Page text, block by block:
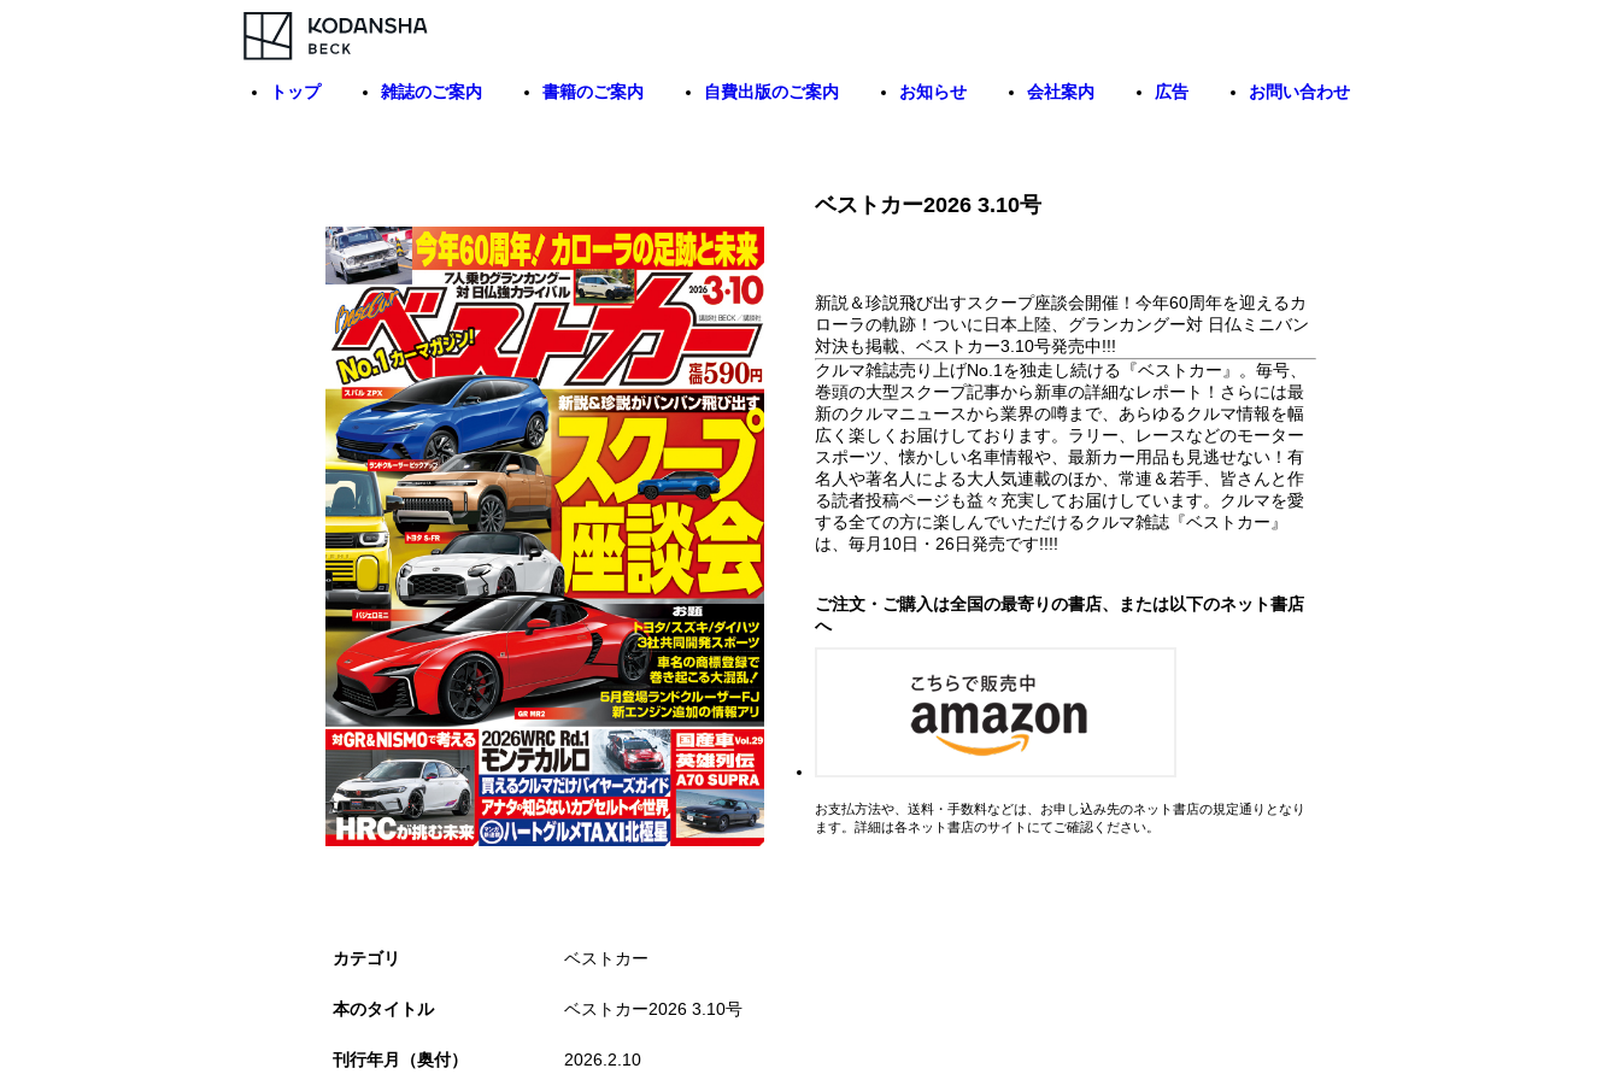
トップ 雑誌のご案内 書籍のご案内 自費出版のご案内 お知らせ 会社案内 広告 お問い合わせ
ベストカー2026 3.10号
新説＆珍説飛び出すスクープ座談会開催！今年60周年を迎えるカ
ローラの軌跡！ついに日本上陸、グランカングー対 日仏ミニバン
対決も掲載、ベストカー3.10号発売中!!!
クルマ雑誌売り上げNo.1を独走し続ける『ベストカー』。毎号、
巻頭の大型スクープ記事から新車の詳細なレポート！さらには最
新のクルマニュースから業界の噂まで、あらゆるクルマ情報を幅
広く楽しくお届けしております。ラリー、レースなどのモーター
スポーツ、懐かしい名車情報や、最新カー用品も見逃せない！有
名人や著名人による大人気連載のほか、常連＆若手、皆さんと作
る読者投稿ページも益々充実してお届けしています。クルマを愛
する全ての方に楽しんでいただけるクルマ雑誌『ベストカー』
は、毎月10日・26日発売です!!!!
ご注文・ご購入は全国の最寄りの書店、または以下のネット書店
へ
お支払方法や、送料・手数料などは、お申し込み先のネット書店の規定通りとなり
ます。詳細は各ネット書店のサイトにてご確認ください。
カテゴリ ベストカー
本のタイトル ベストカー2026 3.10号
刊行年月（奥付） 2026.2.10